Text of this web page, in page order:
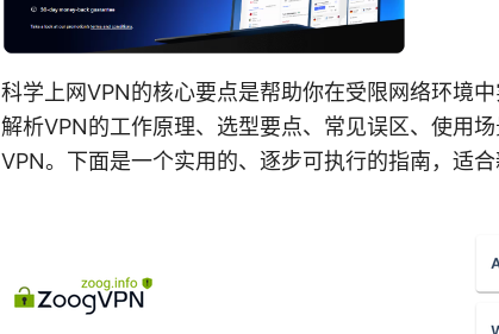
科学上网VPN的核心要点是帮助你在受限网络环境
解析VPN的工作原理、选型要点、常见误区、使用
VPN。下面是一个实用的、逐步可执行的指南，适合